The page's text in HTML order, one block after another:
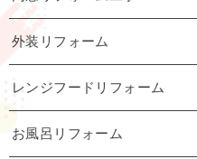
外装リフォーム
レンジフードリフォーム
お風呂リフォーム